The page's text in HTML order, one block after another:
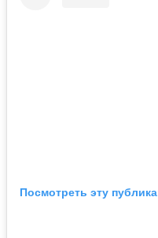
Посмотреть эту